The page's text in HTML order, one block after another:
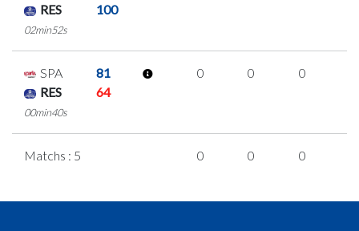
RES
100
02min52s
SPA
81
RES
64
00min40s
0 0 0
Matchs : 5 0 0 0